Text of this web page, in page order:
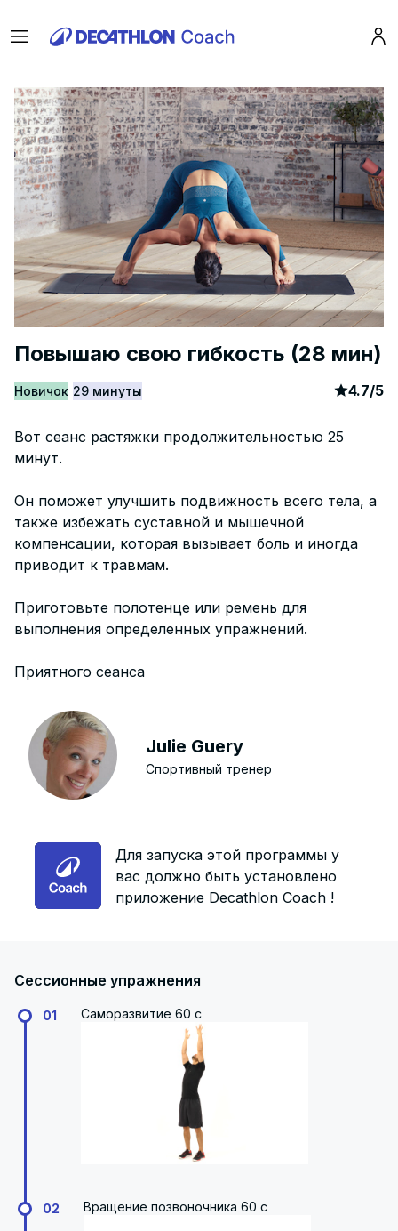
Menu
Повышаю свою гибкость (28 мин)
Hовичок 29 минуты article
4.7/5
Вот сеанс растяжки продолжительностью 25
минут.
Он поможет улучшить подвижность всего тела, а
также избежать суставной и мышечной
компенсации, которая вызывает боль и иногда
приводит к травмам.
Приготовьте полотенце или ремень для
выполнения определенных упражнений.
Приятного сеанса
Julie Guery
Спортивный тренер
Для запуска этой программы у
вас должно быть установлено
приложение Decathlon Coach !
Сессионные упражнения
01 Саморазвитие 60 с
02 Вращение позвоночника 60 с